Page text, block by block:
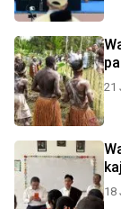
21
18